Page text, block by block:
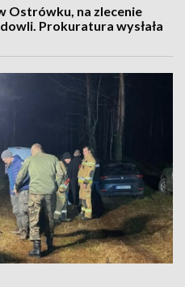
Ostrówku, na zlecenie
Prokuratura wysłała